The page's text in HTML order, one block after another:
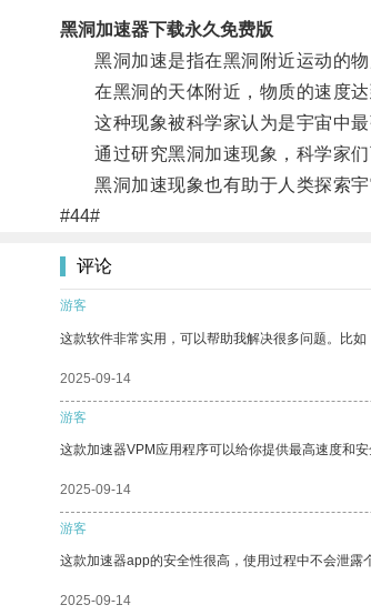
黑洞加速器下载永久免费版
黑洞加速是指在黑洞附近运动的物
在黑洞的天体附近，物质的速度达
这种现象被科学家认为是宇宙中最
通过研究黑洞加速现象，科学家们
黑洞加速现象也有助于人类探索宇
#44#
评论
游客
这款软件非常实用，可以帮助我解决很多问题。比
2025-09-14
游客
这款加速器VPM应用程序可以给你提供最高速度和
2025-09-14
游客
这款加速器app的安全性很高，使用过程中不会泄露
2025-09-14